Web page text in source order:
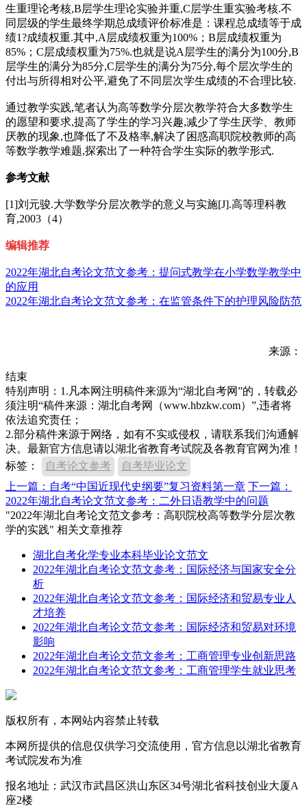
生重理论考核,B层学生理论实验并重,C层学生重实验考核.不
同层级的学生最终学期总成绩评价标准是：课程总成绩等于成
绩1?成绩权重.其中,A层成绩权重为100%；B层成绩权重为
85%；C层成绩权重为75%.也就是说A层学生的满分为100分,B
层学生的满分为85分,C层学生的满分为75分,每个层次学生的
付出与所得相对公平,避免了不同层次学生成绩的不合理比较.
通过教学实践,笔者认为高等数学分层次教学符合大多数学生
的愿望和要求,提高了学生的学习兴趣,减少了学生厌学、教师
厌教的现象,也降低了不及格率,解决了困惑高职院校教师的高
等数学教学难题,探索出了一种符合学生实际的教学形式.
参考文献
[1]刘元骏.大学数学分层次教学的意义与实施[J].高等理科教
育,2003（4）
编辑推荐
2022年湖北自考论文范文参考：提问式教学在小学数学教学中
的应用
2022年湖北自考论文范文参考：在监管条件下的护理风险防范
来源：
结束
特别声明：1.凡本网注明稿件来源为“湖北自考网”的，转载必
须注明“稿件来源：湖北自考网（www.hbzkw.com）”,违者将
依法追究责任；
2.部分稿件来源于网络，如有不实或侵权，请联系我们沟通解
决。最新官方信息请以湖北省教育考试院及各教育官网为准！
标签：
自考论文参考
自考毕业论文
上一篇：自考“中国近现代史纲要”复习资料第一章 下一篇：
2022年湖北自考论文范文参考：二外日语教学中的问题
"2022年湖北自考论文范文参考：高职院校高等数学分层次教
学的实践" 相关文章推荐
湖北自考化学专业本科毕业论文范文
2022年湖北自考论文范文参考：国际经济与国家安全分
析
2022年湖北自考论文范文参考：国际经济和贸易专业人
才培养
2022年湖北自考论文范文参考：国际经济和贸易对环境
影响
2022年湖北自考论文范文参考：工商管理专业创新思路
2022年湖北自考论文范文参考：工商管理学生就业思考
版权所有，本网站内容禁止转载
本网所提供的信息仅供学习交流使用，官方信息以湖北省教育
考试院发布为准
报名地址：武汉市武昌区洪山东区34号湖北省科技创业大厦A
座2楼